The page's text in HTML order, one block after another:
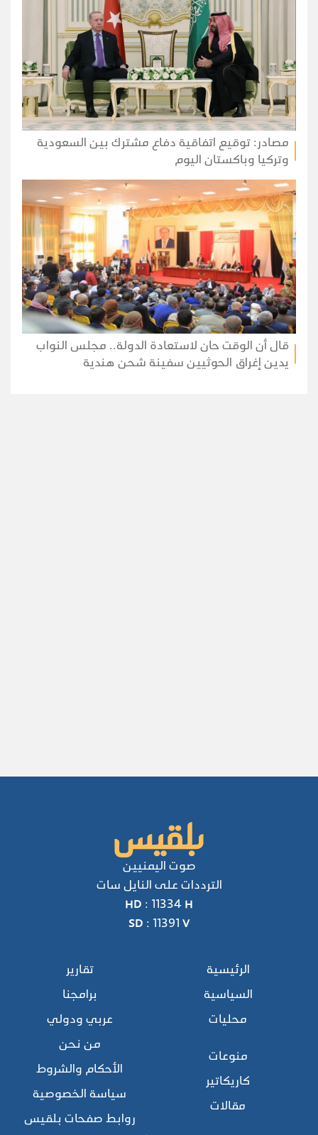
مصادر: توقيع اتفاقية دفاع مشترك بين السعودية
وتركيا وباكستان اليوم
قال أن الوقت حان لاستعادة الدولة.. مجلس النواب
يدين إغراق الحوثيين سفينة شحن هندية
صوت اليمنيين
الترددات على النايل سات
HD : 11334 H
SD : 11391 V
الرئيسية
السياسية
محليات
تقارير
برامجنا
عربي ودولي
منوعات
كاريكاتير
مقالات
من نحن
الأحكام والشروط
سياسة الخصوصية
روابط صفحات بلقيس